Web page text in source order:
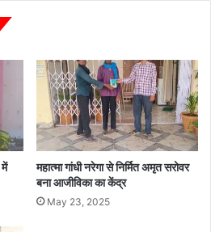
महात्मा गांधी नरेगा से निर्मित अमृत सरोवर
बना आजीविका का केंद्र
May 23, 2025